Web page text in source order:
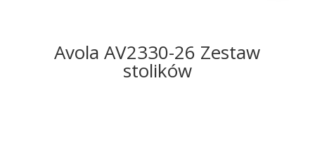
Avola AV2330-26 Zestaw
stolików